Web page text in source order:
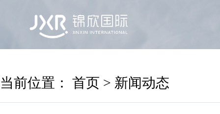
当前位置： 首页 > 新闻动态